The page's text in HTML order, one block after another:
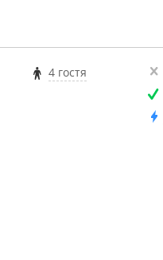
4 гостя